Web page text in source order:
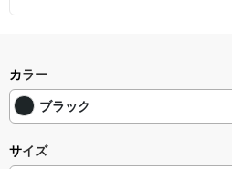
カラー
ブラック
サイズ